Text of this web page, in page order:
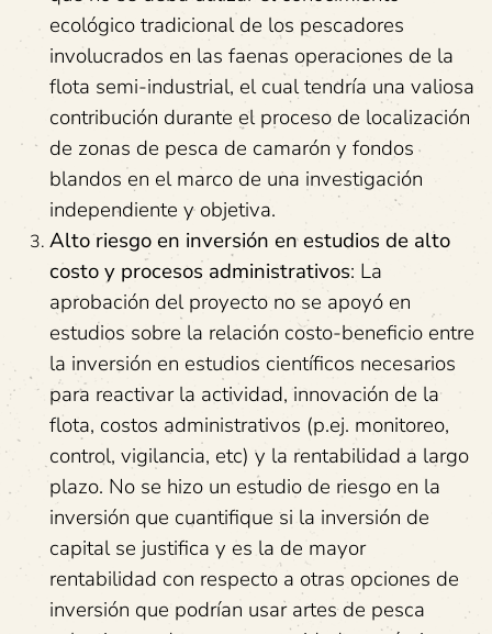
ecológico tradicional de los pescadores
involucrados en las faenas operaciones de la
flota semi-industrial, el cual tendría una valiosa
contribución durante el proceso de localización
de zonas de pesca de camarón y fondos
blandos en el marco de una investigación
independiente y objetiva.
Alto riesgo en inversión en estudios de alto
costo y procesos administrativos: La
aprobación del proyecto no se apoyó en
estudios sobre la relación costo-beneficio entre
la inversión en estudios científicos necesarios
para reactivar la actividad, innovación de la
flota, costos administrativos (p.ej. monitoreo,
control, vigilancia, etc) y la rentabilidad a largo
plazo. No se hizo un estudio de riesgo en la
inversión que cuantifique si la inversión de
capital se justifica y es la de mayor
rentabilidad con respecto a otras opciones de
inversión que podrían usar artes de pesca